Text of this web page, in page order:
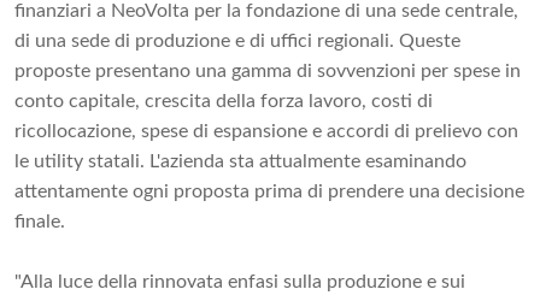
finanziari a NeoVolta per la fondazione di una sede centrale,
di una sede di produzione e di uffici regionali. Queste
proposte presentano una gamma di sovvenzioni per spese in
conto capitale, crescita della forza lavoro, costi di
ricollocazione, spese di espansione e accordi di prelievo con
le utility statali. L'azienda sta attualmente esaminando
attentamente ogni proposta prima di prendere una decisione
finale.
"Alla luce della rinnovata enfasi sulla produzione e sui